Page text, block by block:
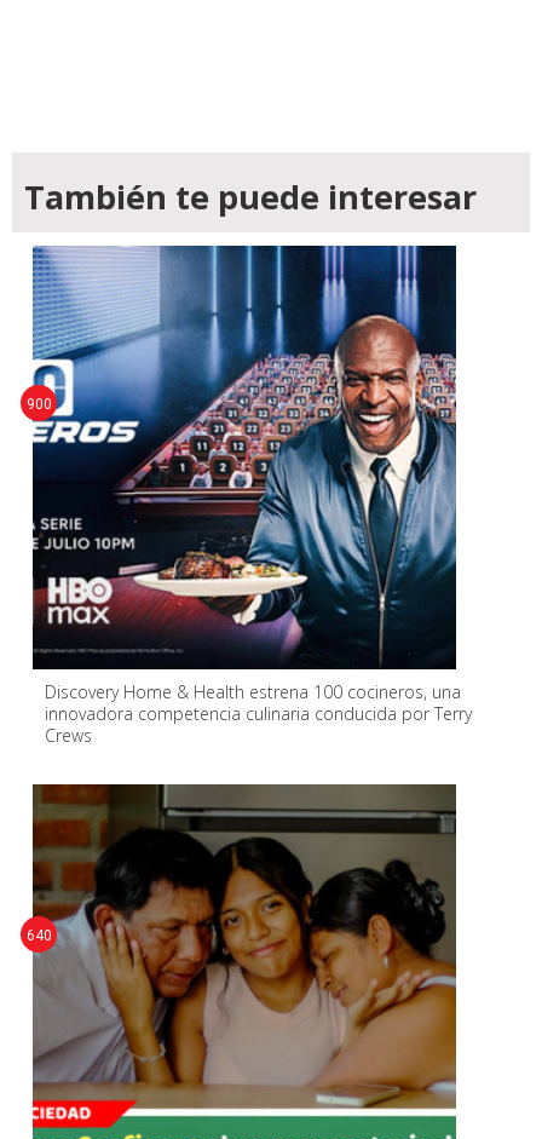
También te puede interesar
Discovery Home & Health estrena 100 cocineros, una
innovadora competencia culinaria conducida por Terry
Crews
900
640